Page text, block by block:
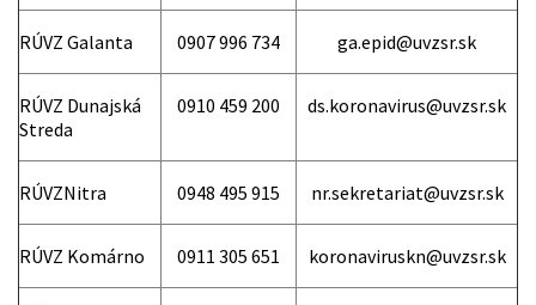
RÚVZ Galanta 0907 996 734 ga.epid@uvzsr.sk
RÚVZ Dunajská
Streda
0910 459 200 ds.koronavirus@uvzsr.sk
RÚVZNitra 0948 495 915 nr.sekretariat@uvzsr.sk
RÚVZ Komárno 0911 305 651 koronaviruskn@uvzsr.sk